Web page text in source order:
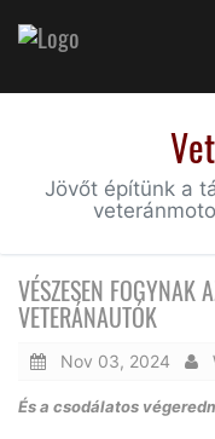
Jövőt építünk a
VÉSZESEN FOGYNAK
VETERÁNAUTÓK
Nov 03, 2024
És a csodálatos